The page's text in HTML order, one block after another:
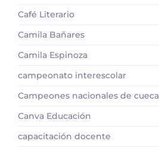
Café Literario
Camila Bañares
Camila Espinoza
campeonato interescolar
Campeones nacionales de cueca
Canva Educación
capacitación docente